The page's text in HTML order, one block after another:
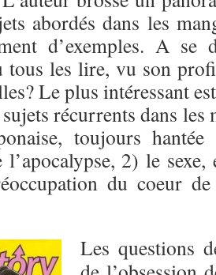
abordés dans les
d’exemples. A se
les lire, vu son
Le plus intéressant
récurrents dans les
toujours
l’apocalypse, 2) le
du coeur
Les questions